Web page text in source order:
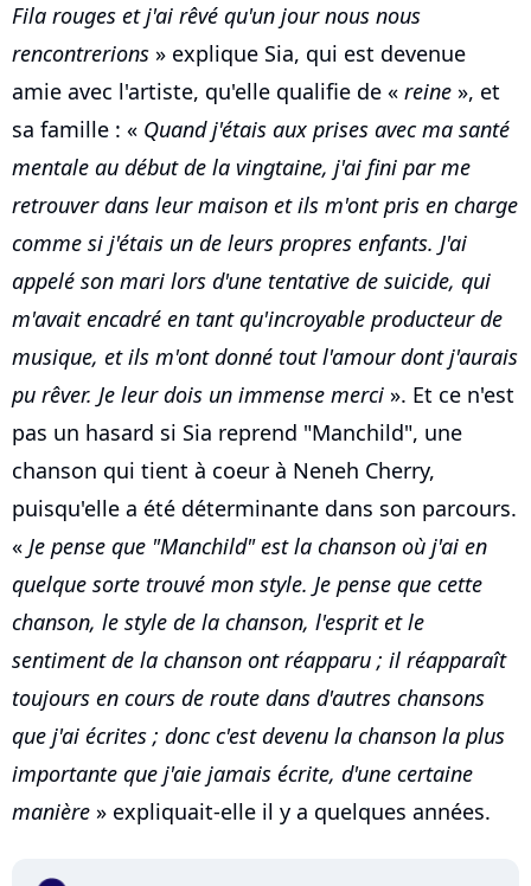
Fila rouges et j'ai rêvé qu'un jour nous nous
rencontrerions » explique Sia, qui est devenue
amie avec l'artiste, qu'elle qualifie de « reine », et
sa famille : « Quand j'étais aux prises avec ma santé
mentale au début de la vingtaine, j'ai fini par me
retrouver dans leur maison et ils m'ont pris en charge
comme si j'étais un de leurs propres enfants. J'ai
appelé son mari lors d'une tentative de suicide, qui
m'avait encadré en tant qu'incroyable producteur de
musique, et ils m'ont donné tout l'amour dont j'aurais
pu rêver. Je leur dois un immense merci ». Et ce n'est
pas un hasard si Sia reprend "Manchild", une
chanson qui tient à coeur à Neneh Cherry,
puisqu'elle a été déterminante dans son parcours.
« Je pense que "Manchild" est la chanson où j'ai en
quelque sorte trouvé mon style. Je pense que cette
chanson, le style de la chanson, l'esprit et le
sentiment de la chanson ont réapparu ; il réapparaît
toujours en cours de route dans d'autres chansons
que j'ai écrites ; donc c'est devenu la chanson la plus
importante que j'aie jamais écrite, d'une certaine
manière » expliquait-elle il y a quelques années.